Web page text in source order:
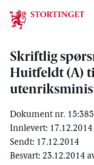
Stortinget.no
Skriftlig
Huitfeldt (A)
Dokument nr.
Innlevert: 17.12.2014
Sendt: 17.12.2014
Besvart: 23.12.2014